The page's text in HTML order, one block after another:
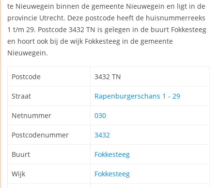
te Nieuwegein binnen de gemeente Nieuwegein en ligt in de
provincie Utrecht. Deze postcode heeft de huisnummerreeks
1 t/m 29. Postcode 3432 TN is gelegen in de buurt Fokkesteeg
en hoort ook bij de wijk Fokkesteeg in de gemeente
Nieuwegein.
Postcode 3432 TN
Straat Rapenburgerschans 1 - 29
Netnummer 030
Postcodenummer 3432
Buurt Fokkesteeg
Wijk Fokkesteeg